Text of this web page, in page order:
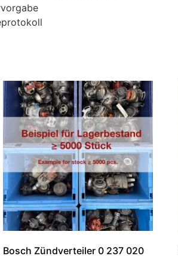
Bosch Zündverteiler 0 237 020